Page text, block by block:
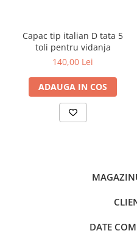
Capac tip italian D tata 5
toli pentru vidanja
140,00 Lei
ADAUGA IN COS
DATE